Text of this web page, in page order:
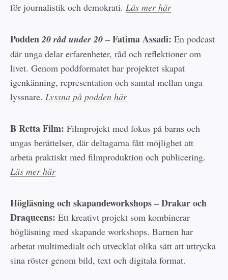
för journalistik och demokrati. Läs mer här
Podden20 råd under 20 – Fatima Assadi: En podcast
där unga delar erfarenheter, råd och reflektioner om
livet. Genom poddformatet har projektet skapat
igenkänning, representation och samtal mellan unga
lyssnare. Lyssna på podden här
B Retta Film: Filmprojekt med fokus på barns och
ungas berättelser, där deltagarna fått möjlighet att
arbeta praktiskt med filmproduktion och publicering.
Läs mer här
Högläsning och skapandeworkshops – Drakar och
Draqueens: Ett kreativt projekt som kombinerar
högläsning med skapande workshops. Barnen har
arbetat multimedialt och utvecklat olika sätt att uttrycka
sina röster genom bild, text och digitala format.